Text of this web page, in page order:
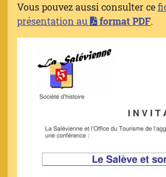
Vous pouvez aussi consulter ce
présentation au
format PDF.